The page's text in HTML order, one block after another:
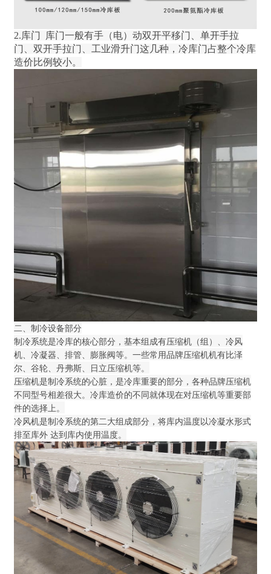
2.库门
库门一般有手（电）动双开平移门、单开手拉
门、双开手拉门、工业滑升门这几种，冷库门占整个冷库
造价比例较小。
二、制冷设备部分
制冷系统是冷库的核心部分，基本组成有压缩机（组）、冷风
机、冷凝器、排管、膨胀阀等。一些常用品牌压缩机机有比泽
尔、谷轮、丹弗斯、日立压缩机等。
压缩机是制冷系统的心脏，是冷库重要的部分，各种品牌压缩机
不同型号相差很大。冷库造价的不同就体现在对压缩机等重要部
件的选择上。
冷风机是制冷系统的第二大组成部分，将库内温度以冷凝水形式
排至库外 达到库内使用温度。